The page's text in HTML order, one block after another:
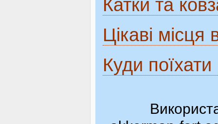
Катки та
Цікаві місця
Куди поїхати